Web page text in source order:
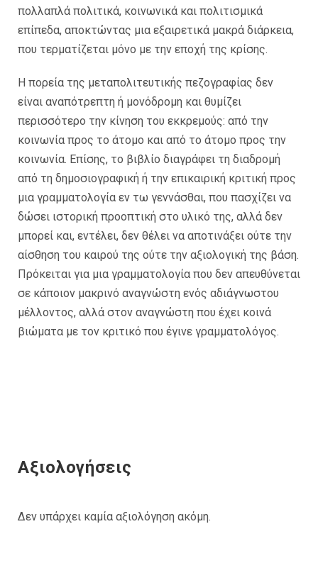
πολλαπλά πολιτικά, κοινωνικά και πολιτισμικά
επίπεδα, αποκτώντας μια εξαιρετικά μακρά διάρκεια,
που τερματίζεται μόνο με την εποχή της κρίσης.
Η πορεία της μεταπολιτευτικής πεζογραφίας δεν
είναι αναπότρεπτη ή μονόδρομη και θυμίζει
περισσότερο την κίνηση του εκκρεμούς: από την
κοινωνία προς το άτομο και από το άτομο προς την
κοινωνία. Επίσης, το βιβλίο διαγράφει τη διαδρομή
από τη δημοσιογραφική ή την επικαιρική κριτική προς
μια γραμματολογία εν τω γεννάσθαι, που πασχίζει να
δώσει ιστορική προοπτική στο υλικό της, αλλά δεν
μπορεί και, εντέλει, δεν θέλει να αποτινάξει ούτε την
αίσθηση του καιρού της ούτε την αξιολογική της βάση.
Πρόκειται για μια γραμματολογία που δεν απευθύνεται
σε κάποιον μακρινό αναγνώστη ενός αδιάγνωστου
μέλλοντος, αλλά στον αναγνώστη που έχει κοινά
βιώματα με τον κριτικό που έγινε γραμματολόγος.
Αξιολογήσεις
Δεν υπάρχει καμία αξιολόγηση ακόμη.